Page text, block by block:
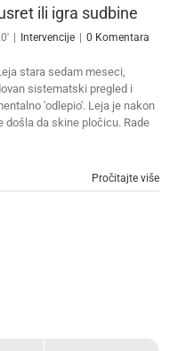
ili igra sudbine
Intervencije 0 Komentara
stara sedam meseci,
sistematski pregled i
'odlepio'. Leja je nakon
došla da skine pločicu. Rade
Pročitajte više